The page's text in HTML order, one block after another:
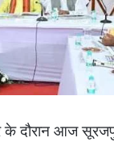
दौरान आज